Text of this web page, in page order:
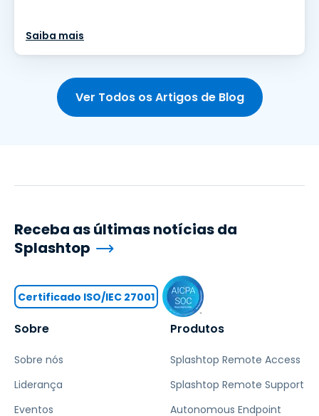
Saiba mais
Ver Todos os Artigos de Blog
Sobre
Sobre nós
Liderança
Eventos
Produtos
Splashtop Remote Access
Splashtop Remote Support
Autonomous Endpoint
Receba as últimas notícias da
Splashtop
Certificado ISO/IEC 27001